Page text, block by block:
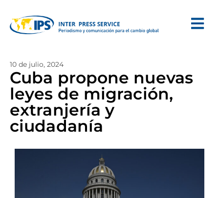
10 de julio, 2024
Cuba propone nuevas
leyes de migración,
extranjería y
ciudadanía